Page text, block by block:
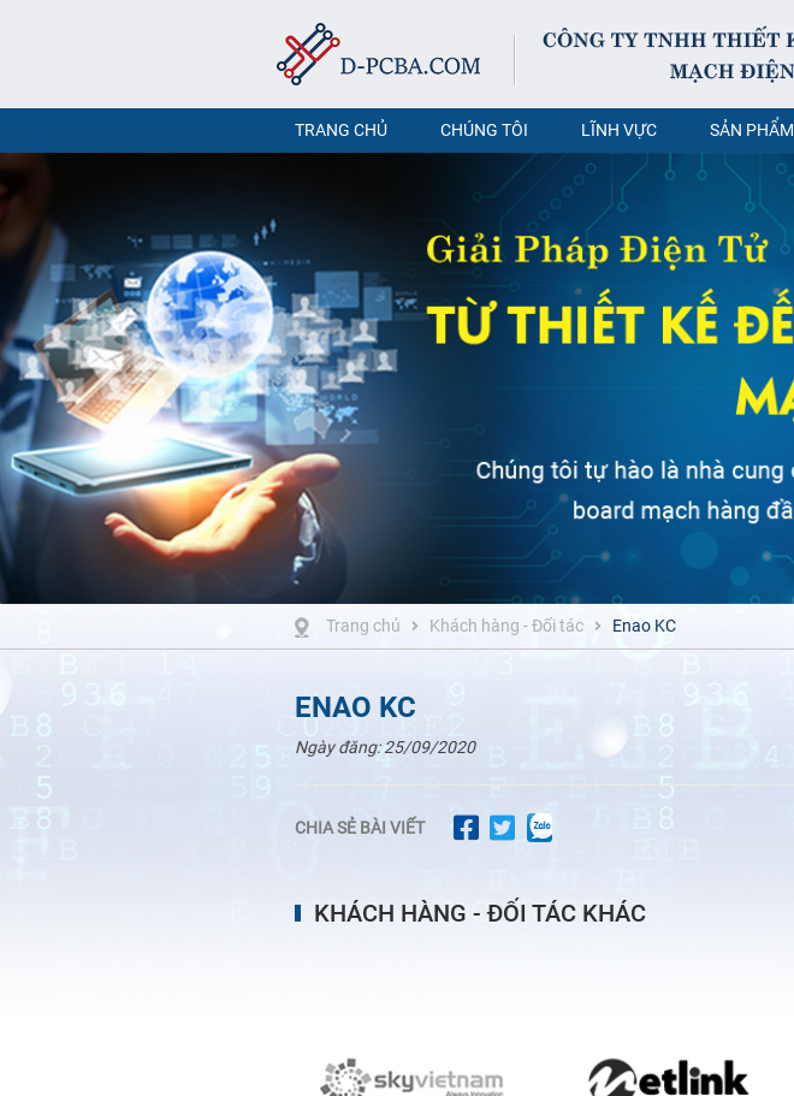
TRANG CHỦ CHÚNG TÔI LĨNH VỰC SẢN PHẨM
Trang chủ Khách hàng - Đối tác Enao KC
ENAO KC
Ngày đăng:25/09/2020
CHIA SẺ BÀI VIẾT
KHÁCH HÀNG - ĐỐI TÁC KHÁC